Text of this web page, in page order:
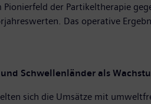
Pionierfeld der Partikeltherapie
Das operative
Schwellenländer als
sich die Umsätze mit